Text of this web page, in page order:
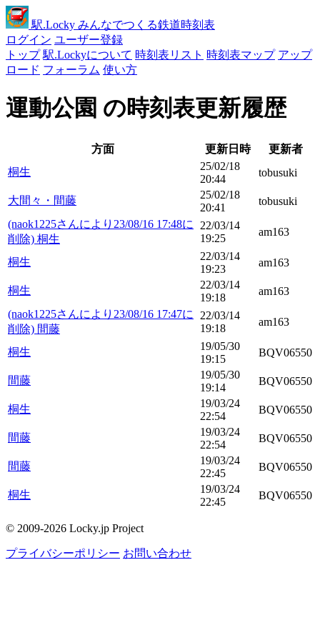
駅.Locky みんなでつくる鉄道時刻表
ログイン ユーザー登録
トップ 駅.Lockyについて 時刻表リスト 時刻表マップ アップ
ロード フォーラム 使い方
運動公園 の時刻表更新履歴
方面 更新日時
更新者
桐生
25/02/18
20:44
tobusuki
大間々・間藤
25/02/18
20:41
tobusuki
(naok1225さんにより23/08/16 17:48に
削除) 桐生
22/03/14
19:25
am163
桐生
22/03/14
19:23
am163
桐生
22/03/14
19:18
am163
(naok1225さんにより23/08/16 17:47に
削除) 間藤
22/03/14
19:18
am163
桐生
19/05/30
19:15
BQV06550
間藤
19/05/30
19:14
BQV06550
桐生
19/03/24
22:54
BQV06550
間藤
19/03/24
22:54
BQV06550
間藤
19/03/24
22:45
BQV06550
桐生
19/03/24
22:45
BQV06550
© 2009-2026 Locky.jp Project
プライバシーポリシー お問い合わせ